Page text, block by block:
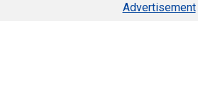
Advertisement